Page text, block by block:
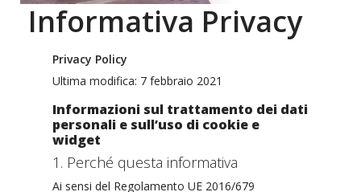
Informativa Privacy
Privacy Policy
Ultima modifica: 7 febbraio 2021
Informazioni sul trattamento dei dati
personali e sull’uso di cookie e
widget
1. Perché questa informativa
Ai sensi del Regolamento UE 2016/679